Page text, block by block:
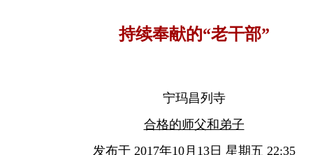
持续奉献的“老干部”
宁玛昌列寺
合格的师父和弟子
发布于 2017年10月13日 星期五 22:35